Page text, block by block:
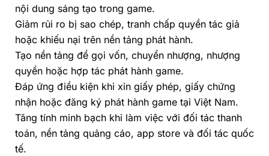
nội dung sáng tạo trong game.
Giảm rủi ro bị sao chép, tranh chấp quyền tác giả
hoặc khiếu nại trên nền tảng phát hành.
Tạo nền tảng để gọi vốn, chuyển nhượng, nhượng
quyền hoặc hợp tác phát hành game.
Đáp ứng điều kiện khi xin giấy phép, giấy chứng
nhận hoặc đăng ký phát hành game tại Việt Nam.
Tăng tính minh bạch khi làm việc với đối tác thanh
toán, nền tảng quảng cáo, app store và đối tác quốc
tế.